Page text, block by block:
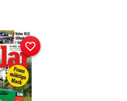
favorite_border